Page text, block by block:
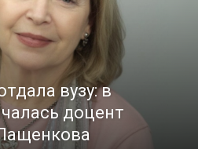
вузу: в
доцент